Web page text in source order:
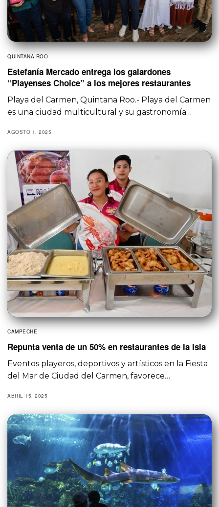
QUINTANA ROO
Estefanía Mercado entrega los galardones
“Playenses Choice” a los mejores restaurantes
Playa del Carmen, Quintana Roo.- Playa del Carmen
es una ciudad multicultural y su gastronomía…
AGOSTO 1, 2025
CAMPECHE
Repunta venta de un 50% en restaurantes de la Isla
Eventos playeros, deportivos y artísticos en la Fiesta
del Mar de Ciudad del Carmen, favorece…
ABRIL 15, 2025